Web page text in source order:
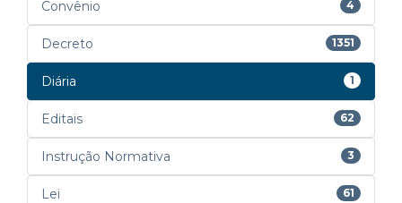
Convênio 4
Decreto 1351
Diária 1
Editais 62
Instrução Normativa 3
Lei 61